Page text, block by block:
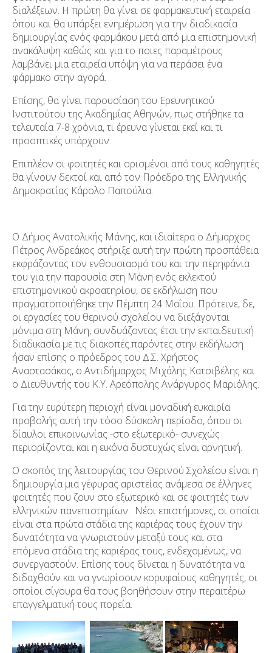
διαλέξεων. Η πρώτη θα γίνει σε φαρμακευτική εταιρεία
όπου και θα υπάρξει ενημέρωση για την διαδικασία
δημιουργίας ενός φαρμάκου μετά από μια επιστημονική
ανακάλυψη καθώς και για το ποιες παραμέτρους
λαμβάνει μια εταιρεία υπόψη για να περάσει ένα
φάρμακο στην αγορά.
Επίσης, θα γίνει παρουσίαση του Ερευνητικού
Ινστιτούτου της Ακαδημίας Αθηνών, πως στήθηκε τα
τελευταία 7-8 χρόνια, τι έρευνα γίνεται εκεί και τι
προοπτικές υπάρχουν.
Επιπλέον οι φοιτητές και ορισμένοι από τους καθηγητές
θα γίνουν δεκτοί και από τον Πρόεδρο της Ελληνικής
Δημοκρατίας Κάρολο Παπούλια.
Ο Δήμος Ανατολικής Μάνης, και ιδιαίτερα ο Δήμαρχος
Πέτρος Ανδρεάκος στήριξε αυτή την πρώτη προσπάθεια
εκφράζοντας τον ενθουσιασμό του και την περηφάνια
του για την παρουσία στη Μάνη ενός εκλεκτού
επιστημονικού ακροατηρίου, σε εκδήλωση που
πραγματοποιήθηκε την Πέμπτη 24 Μαΐου. Πρότεινε, δε,
οι εργασίες του θερινού σχολείου να διεξάγονται
μόνιμα στη Μάνη, συνδυάζοντας έτσι την εκπαιδευτική
διαδικασία με τις διακοπές.παρόντες στην εκδήλωση
ήσαν επίσης ο πρόεδρος του Δ.Σ. Χρήστος
Αναστασάκος, ο Αντιδήμαρχος Μιχάλης Κατσιβέλης και
ο Διευθυντής του Κ.Υ. Αρεόπολης Ανάργυρος Μαριόλης.
Για την ευρύτερη περιοχή είναι μοναδική ευκαιρία
προβολής αυτή την τόσο δύσκολη περίοδο, όπου οι
δίαυλοι επικοινωνίας -στο εξωτερικό- συνεχώς
περιορίζονται και η εικόνα δυστυχώς είναι αρνητική.
Ο σκοπός της λειτουργίας του Θερινού Σχολείου είναι η
δημιουργία μια γέφυρας αριστείας ανάμεσα σε έλληνες
φοιτητές που ζουν στο εξωτερικό και σε φοιτητές των
ελληνικών πανεπιστημίων. Νέοι επιστήμονες, οι οποίοι
είναι στα πρώτα στάδια της καριέρας τους έχουν την
δυνατότητα να γνωριστούν μεταξύ τους και στα
επόμενα στάδια της καριέρας τους, ενδεχομένως, να
συνεργαστούν. Επίσης τους δίνεται η δυνατότητα να
διδαχθούν και να γνωρίσουν κορυφαίους καθηγητές, οι
οποίοι σίγουρα θα τους βοηθήσουν στην περαιτέρω
επαγγελματική τους πορεία.